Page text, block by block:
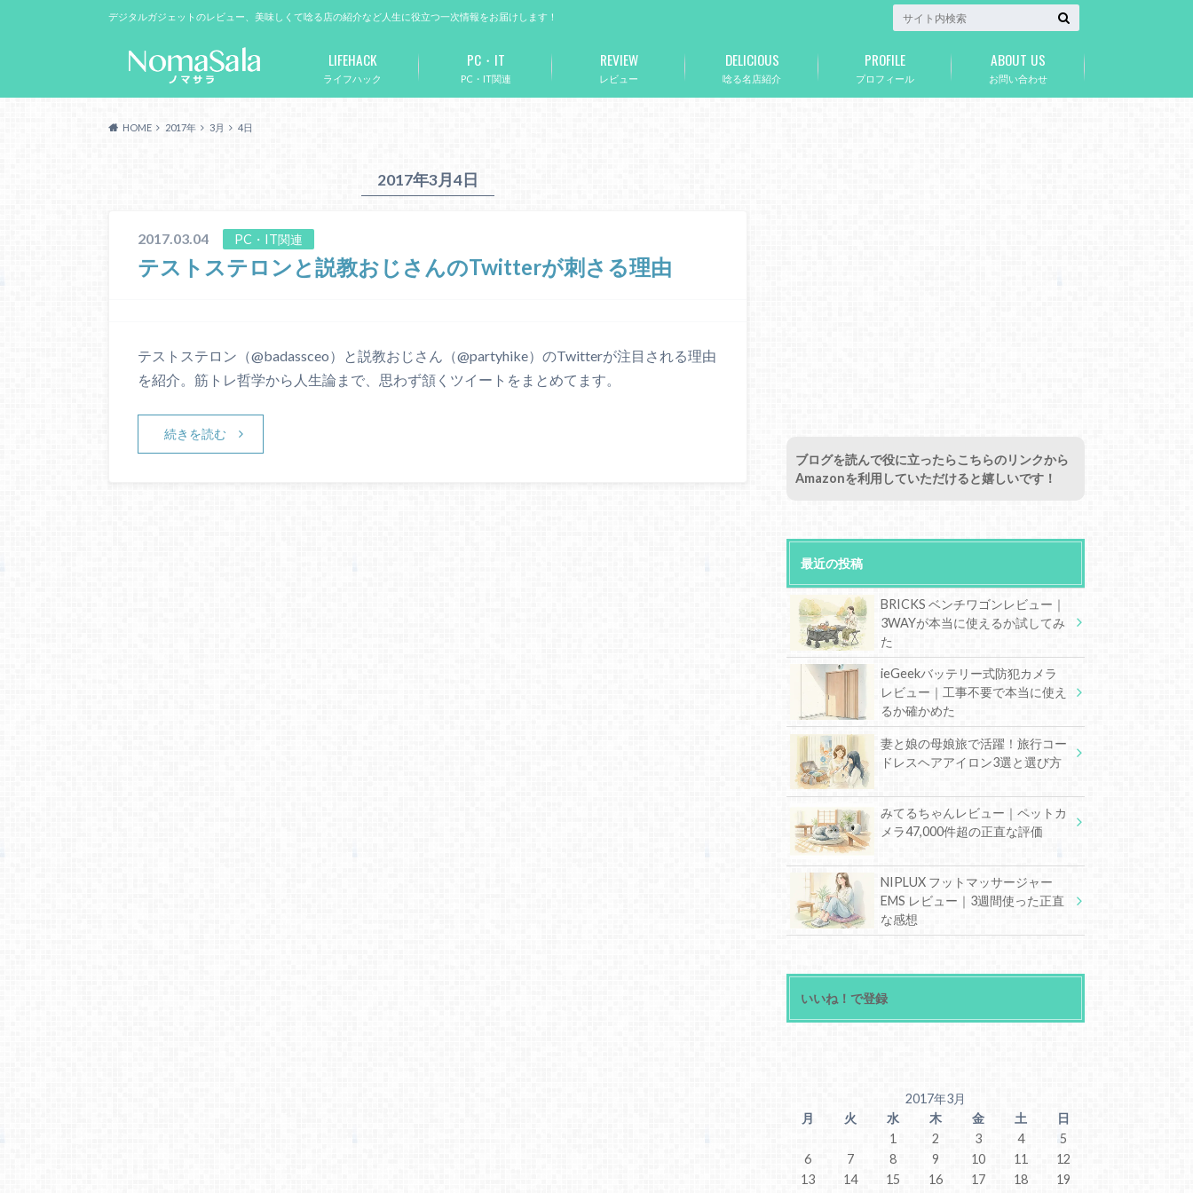
デジタルガジェットのレビュー、美味しくて唸る店の紹介など人生に役立つ一次情報をお届けします！
ライフハック
LIFEHACK
PC・IT関連
PC・IT
レビュー
REVIEW
唸る名店紹介
DELICIOUS
プロフィール
PROFILE
お問い合わせ
ABOUT US
HOME 2017年 3月 4日
2017年3月4日
2017.03.04 PC・IT関連
テストステロンと説教おじさんのTwitterが刺さる理由
テストステロン（@badassceo）と説教おじさん（@partyhike）のTwitterが注目される理由
を紹介。筋トレ哲学から人生論まで、思わず頷くツイートをまとめてます。
続きを読む
ブログを読んで役に立ったらこちらのリンクから
Amazonを利用していただけると嬉しいです！
最近の投稿
BRICKS ベンチワゴンレビュー｜
3WAYが本当に使えるか試してみ
た
ieGeekバッテリー式防犯カメラ
レビュー｜工事不要で本当に使え
るか確かめた
妻と娘の母娘旅で活躍！旅行コー
ドレスヘアアイロン3選と選び方
みてるちゃんレビュー｜ペットカ
メラ47,000件超の正直な評価
NIPLUX フットマッサージャー
EMS レビュー｜3週間使った正直
な感想
いいね！で登録
2017年3月
月
火 水 木 金 土
日
1
2 3 4
5
6
7 8 9 10 11
12
13
14 15 16 17 18
19